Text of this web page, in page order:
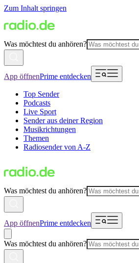
Zum Inhalt springen
Was möchtest du anhören?
App öffnenPrime entdecken
Top Sender
Podcasts
Live Sport
Sender aus deiner Region
Musikrichtungen
Themen
Radiosender von A-Z
Was möchtest du anhören?
App öffnenPrime entdecken
Was möchtest du anhören?